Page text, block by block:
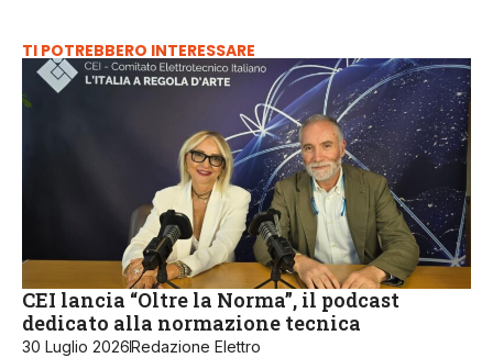
TI POTREBBERO INTERESSARE
CEI lancia “Oltre la Norma”, il podcast
dedicato alla normazione tecnica
30 Luglio 2026Redazione Elettro